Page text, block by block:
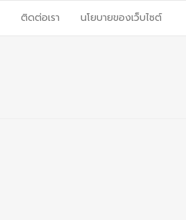
ติดต่อเรา นโยบายของเว็บไซต์